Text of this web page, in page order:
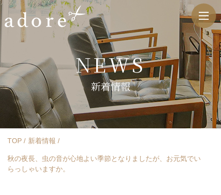
NEWS
新着情報
TOP 新着情報
秋の夜長、虫の音が心地よい季節となりましたが、お元気でい
らっしゃいますか。